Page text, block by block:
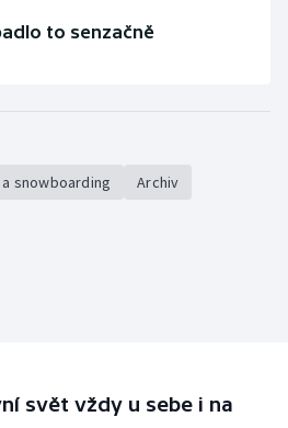
to senzačně
a snowboarding Archiv
svět vždy u sebe i na